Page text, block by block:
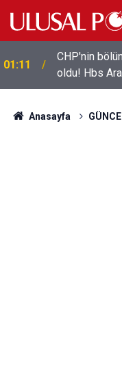
01:11
CHP'nin
oldu! Hbs
Anasayfa